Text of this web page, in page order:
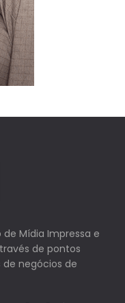
Mídia Impressa e
de pontos
negócios de